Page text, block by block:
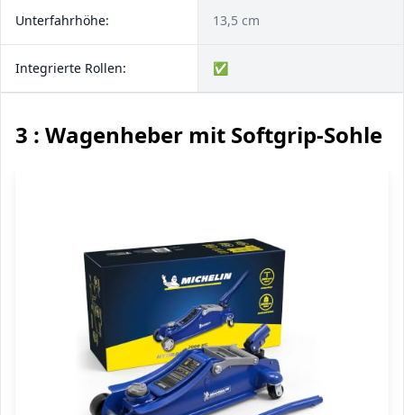
Unterfahrhöhe: 13,5 cm
Integrierte Rollen: ✅
3 : Wagenheber mit Softgrip-Sohle